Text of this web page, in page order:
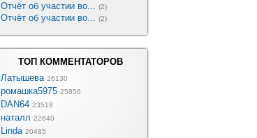
Отчёт об участии во... (2)
Отчёт об участии во... (2)
ТОП КОММЕНТАТОРОВ
Латышева 26130
ромашка5975 25856
DAN64 23518
наталл 22640
Linda 20485